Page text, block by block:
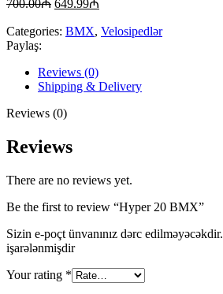
700.00₼ 649.99₼
Categories: BMX, Velosipedlər
Paylaş:
Reviews (0)
Shipping & Delivery
Reviews (0)
Reviews
There are no reviews yet.
Be the first to review “Hyper 20 BMX”
Sizin e-poçt ünvanınız dərc edilməyəcəkdir.
işarələnmişdir
Your rating *